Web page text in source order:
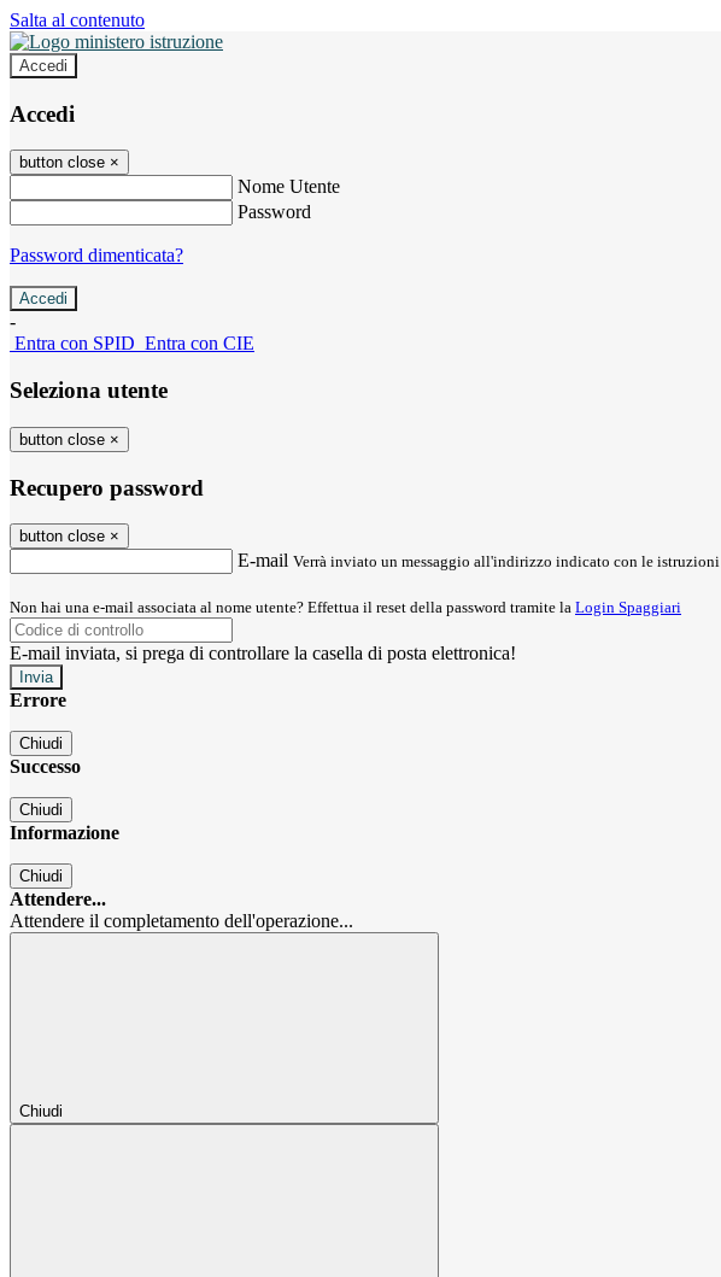
Salta al contenuto
Accedi
Accedi
button close ×
Nome Utente
Password
Password dimenticata?
-
Entra con SPID Entra con CIE
Seleziona utente
button close ×
Recupero password
button close ×
E-mail Verrà inviato un messaggio all'indirizzo indicato con le istruzioni
Non hai una e-mail associata al nome utente? Effettua il reset della password tramite la Login Spaggiari
E-mail inviata, si prega di controllare la casella di posta elettronica!
Errore
Chiudi
Successo
Chiudi
Informazione
Chiudi
Attendere...
Attendere il completamento dell'operazione...
Chiudi